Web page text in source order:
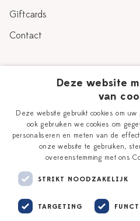
Giftcards
Contact
Verhaal
Onze plateelschilders
Deze website
van
Deze website gebruikt cookies om
ook gebruiken we cookies om
personaliseren en meten van de
onze website te gebruiken,
overeenstemming met ons
STRIKT NOODZAKELIJK
TARGETING